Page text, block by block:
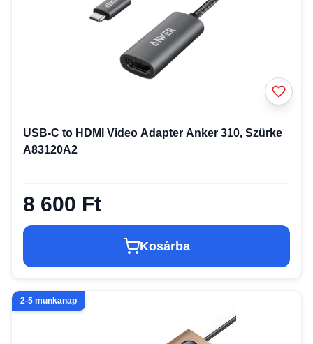
USB-C to HDMI Video Adapter Anker 310, Szürke
A83120A2
8 600 Ft
Kosárba
2-5 munkanap